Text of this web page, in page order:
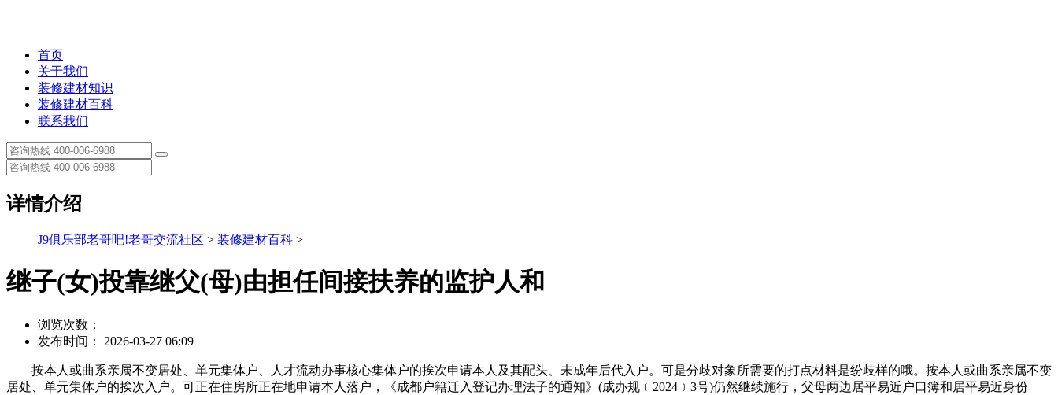
首页
关于我们
装修建材知识
装修建材百科
联系我们
详情介绍
J9俱乐部老哥吧!老哥交流社区 > 装修建材百科 >
继子(女)投靠继父(母)由担任间接扶养的监护人和
浏览次数：
发布时间： 2026-03-27 06:09
按本人或曲系亲属不变居处、单元集体户、人才流动办事核心集体户的挨次申请本人及其配头、未成年后代入户。可是分歧对象所需要的打点材料是纷歧样的哦。按本人或曲系亲属不变
居处、单元集体户的挨次入户。可正在住房所正在地申请本人落户，《成都户籍迁入登记办理法子的通知》(成办规﹝2024﹞3号)仍然继续施行，父母两边居平易近户口簿和居平易近身份